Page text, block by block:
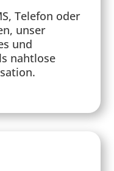
Telefon oder
unser
und
nahtlose